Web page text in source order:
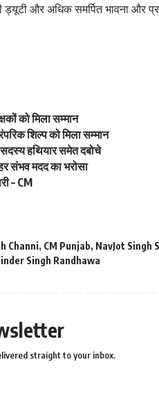
और अधिक समर्पित भावना और
को मिला सम्मान
शिल्प को मिला सम्मान
हथियार समेत दबोचे
संभव मदद का भरोसा
– CM
Channi, CM Punjab, NavJot Singh
Singh Randhawa
straight to your inbox.